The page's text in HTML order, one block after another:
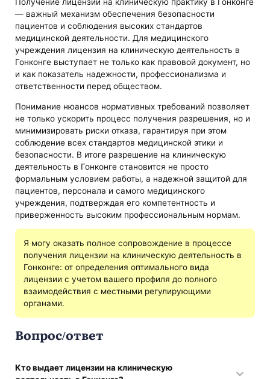
Получение лицензии на клиническую практику в Гонконге
— важный механизм обеспечения безопасности
пациентов и соблюдения высоких стандартов
медицинской деятельности. Для медицинского
учреждения лицензия на клиническую деятельность в
Гонконге выступает не только как правовой документ, но
и как показатель надежности, профессионализма и
ответственности перед обществом.
Понимание нюансов нормативных требований позволяет
не только ускорить процесс получения разрешения, но и
минимизировать риски отказа, гарантируя при этом
соблюдение всех стандартов медицинской этики и
безопасности. В итоге разрешение на клиническую
деятельность в Гонконге становится не просто
формальным условием работы, а надежной защитой для
пациентов, персонала и самого медицинского
учреждения, подтверждая его компетентность и
приверженность высоким профессиональным нормам.
Я могу оказать полное сопровождение в процессе
получения лицензии на клиническую деятельность в
Гонконге: от определения оптимального вида
лицензии с учетом вашего профиля до полного
взаимодействия с местными регулирующими
органами.
Вопрос/ответ
Кто выдает лицензии на клиническую